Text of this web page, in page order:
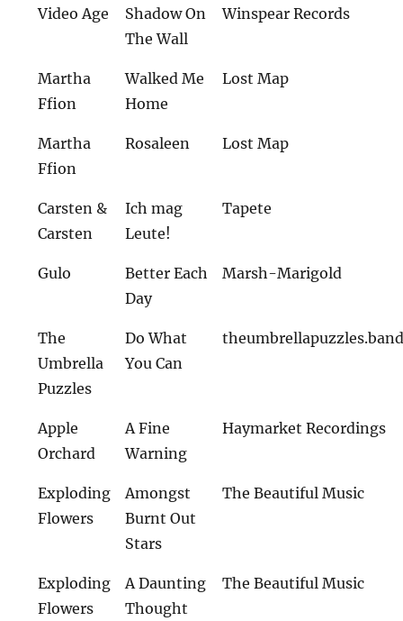
Video Age
Shadow On
The Wall
Winspear Records
Martha
Ffion
Walked Me
Home
Lost Map
Martha
Ffion
Rosaleen Lost Map
Carsten &
Carsten
Ich mag
Leute!
Tapete
Gulo
Better Each
Day
Marsh-Marigold
The
Umbrella
Puzzles
Do What
You Can
Apple
Orchard
A Fine
Warning
Haymarket Recordings
Exploding
Flowers
Amongst
Burnt Out
Stars
The Beautiful Music
Exploding
Flowers
A Daunting
Thought
The Beautiful Music